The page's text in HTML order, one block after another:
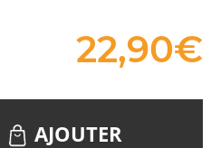
22,90€
AJOUTER